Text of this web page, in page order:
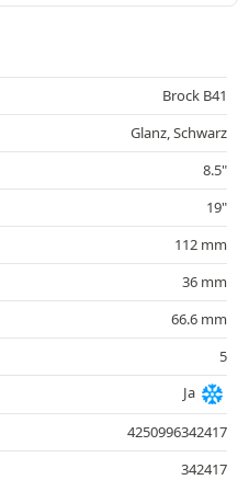
Brock B41
Glanz, Schwarz
8.5"
19"
112 mm
36 mm
66.6 mm
5
Ja
4250996342417
342417